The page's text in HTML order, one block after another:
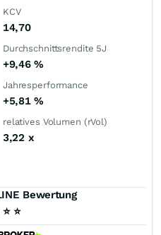
KCV
14,70
Durchschnittsrendite 5J
+9,46%
Jahresperformance
+5,81%
relatives Volumen (rVol)
3,22 x
Bewertung
⭐ ⭐